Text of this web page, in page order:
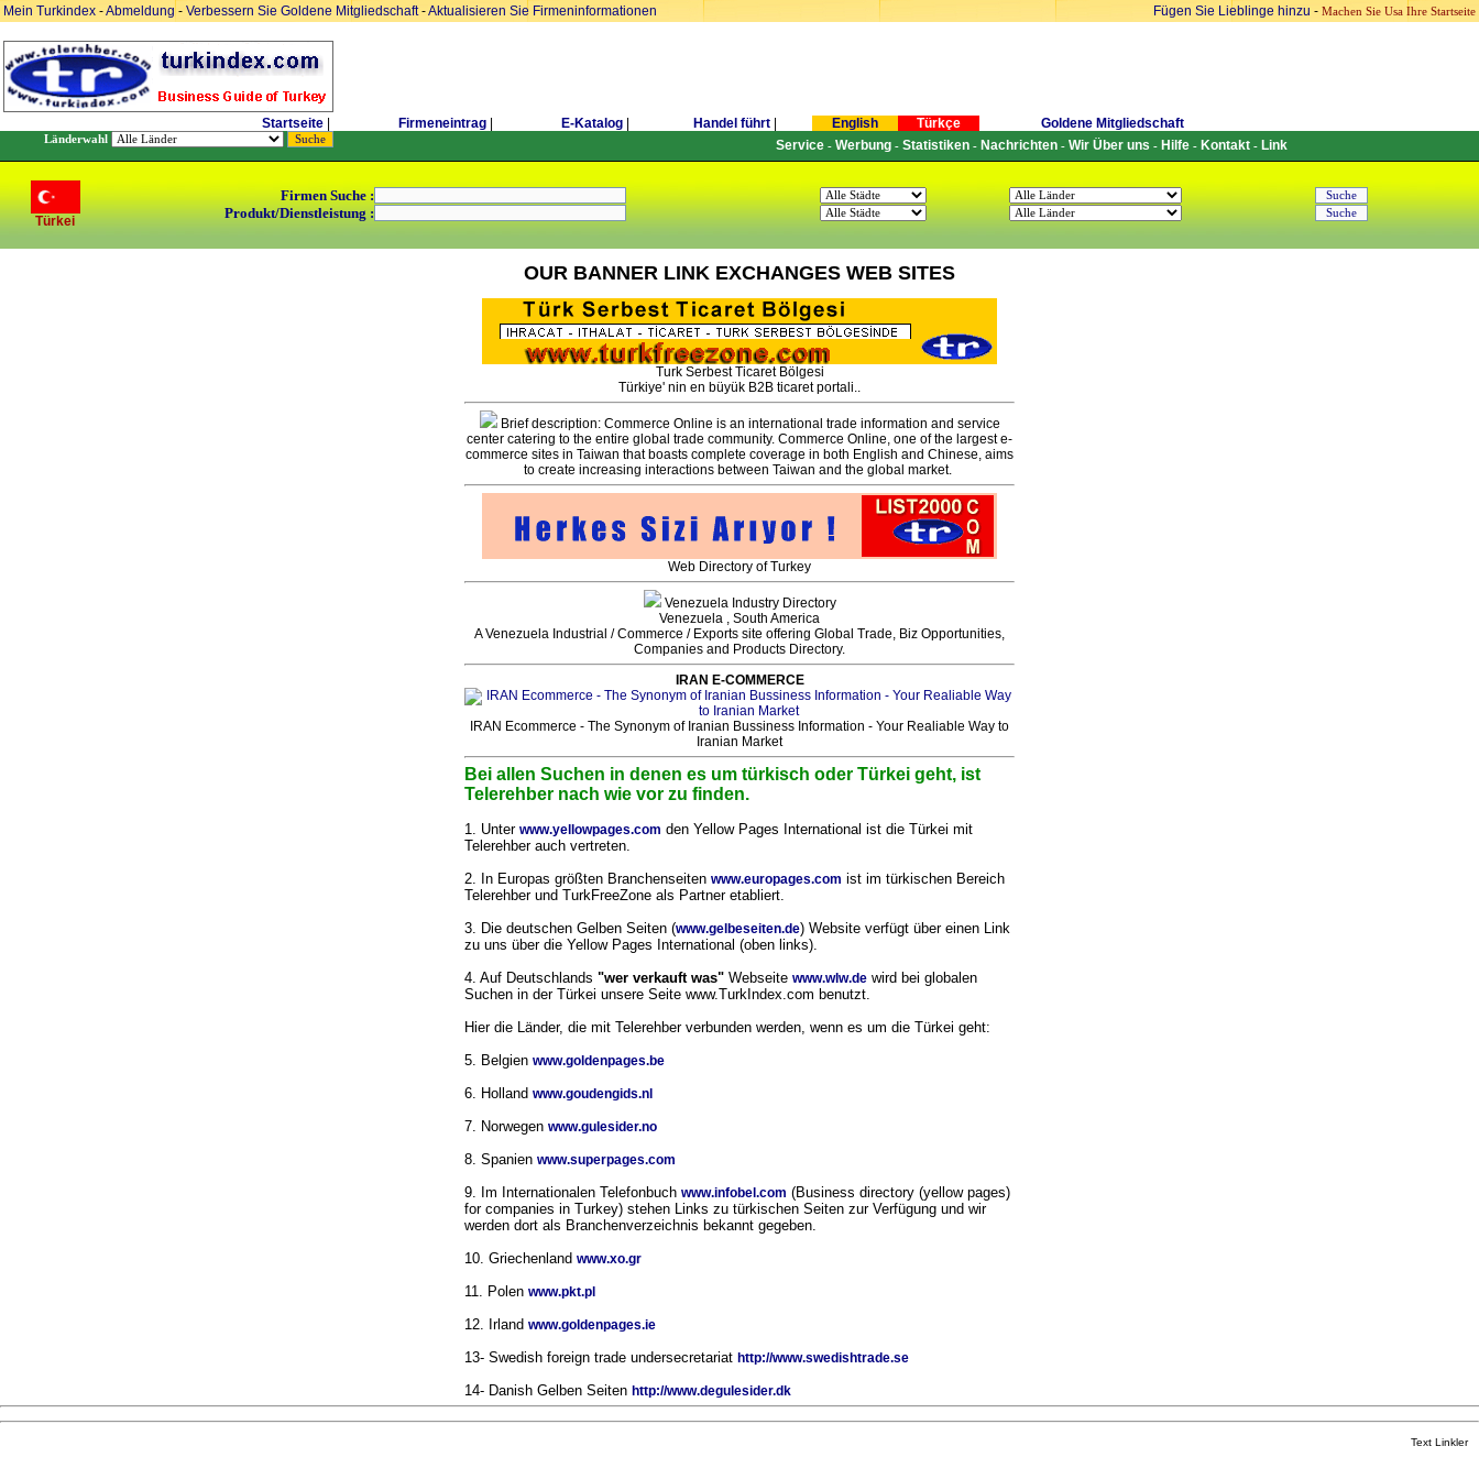
Mein Turkindex -Abmeldung- Verbessern Sie Goldene Mitgliedschaft-Aktualisieren Sie Firmeninformationen Fügen Sie Lieblinge hinzu - Machen Sie Usa Ihre Startseite
Startseite Firmeneintrag E-Katalog Handel führt English Türkçe Goldene Mitgliedschaft
Länderwahl Service- Werbung- Statistiken- Nachrichten- Wir Über uns - Hilfe- Kontakt- Link
Türkei
Firmen Suche :
Produkt/Dienstleistung :
OUR BANNER LINK EXCHANGES WEB SITES
Turk Serbest Ticaret Bölgesi
Türkiye' nin en büyük B2B ticaret portali..
Brief description: Commerce Online is an international trade information and service
center catering to the entire global trade community. Commerce Online, one of the largest e-
commerce sites in Taiwan that boasts complete coverage in both English and Chinese, aims
to create increasing interactions between Taiwan and the global market.
Web Directory of Turkey
Venezuela Industry Directory
Venezuela , South America
A Venezuela Industrial / Commerce / Exports site offering Global Trade, Biz Opportunities,
Companies and Products Directory.
IRAN E-COMMERCE
IRAN Ecommerce - The Synonym of Iranian Bussiness Information - Your Realiable Way to
Iranian Market
Bei allen Suchen in denen es um türkisch oder Türkei geht, ist
Telerehber nach wie vor zu finden.
1. Unter www.yellowpages.com den Yellow Pages International ist die Türkei mit
Telerehber auch vertreten.
2. In Europas größten Branchenseiten www.europages.com ist im türkischen Bereich
Telerehber und TurkFreeZone als Partner etabliert.
3. Die deutschen Gelben Seiten (www.gelbeseiten.de) Website verfügt über einen Link
zu uns über die Yellow Pages International (oben links).
4. Auf Deutschlands "wer verkauft was" Webseite www.wlw.de wird bei globalen
Suchen in der Türkei unsere Seite www.TurkIndex.com benutzt.
Hier die Länder, die mit Telerehber verbunden werden, wenn es um die Türkei geht:
5. Belgien www.goldenpages.be
6. Holland www.goudengids.nl
7. Norwegen www.gulesider.no
8. Spanien www.superpages.com
9. Im Internationalen Telefonbuch www.infobel.com (Business directory (yellow pages)
for companies in Turkey) stehen Links zu türkischen Seiten zur Verfügung und wir
werden dort als Branchenverzeichnis bekannt gegeben.
10. Griechenland www.xo.gr
11. Polen www.pkt.pl
12. Irland www.goldenpages.ie
13- Swedish foreign trade undersecretariat http://www.swedishtrade.se
14- Danish Gelben Seiten http://www.degulesider.dk
Text Linkler